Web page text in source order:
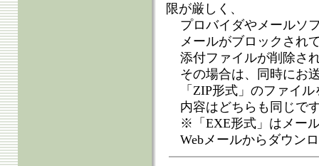
限が厳しく、
プロバイダやメールソ
メールがブロックされ
添付ファイルが削除さ
その場合は、同時にお
「ZIP形式」のファイ
内容はどちらも同じで
※「EXE形式」はメー
Webメールからダウン